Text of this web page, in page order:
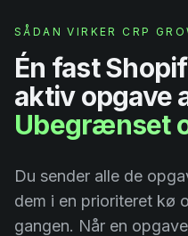
SÅDAN VIRKER CRP
Én fast
aktiv opgave
Ubegrænset
Du sender alle de
dem i en prioriteret kø
gangen. Når en